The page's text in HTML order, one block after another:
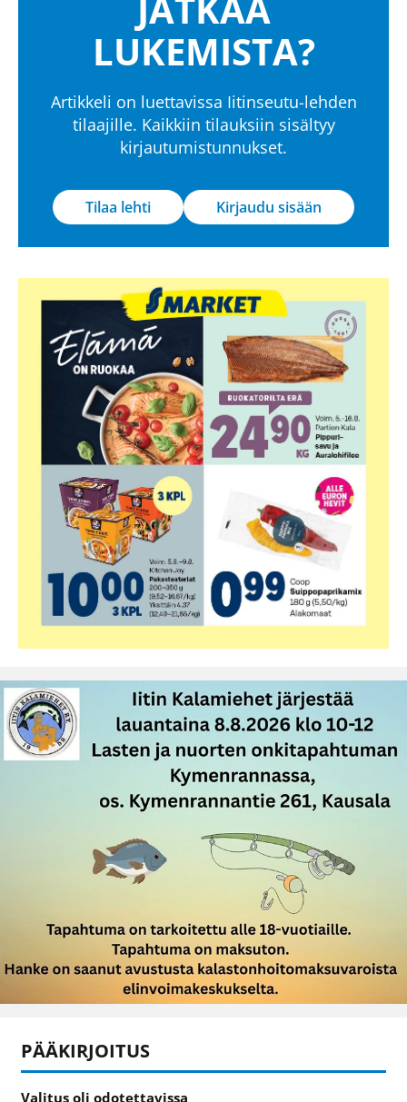
LUKEMISTA?
Artikkeli on luettavissa Iitinseutu-lehden
tilaajille. Kaikkiin tilauksiin sisältyy
kirjautumistunnukset.
Tilaa lehti Kirjaudu sisään
PÄÄKIRJOITUS
Valitus oli odotettavissa